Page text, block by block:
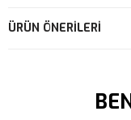
ÜRÜN ÖNERILERI